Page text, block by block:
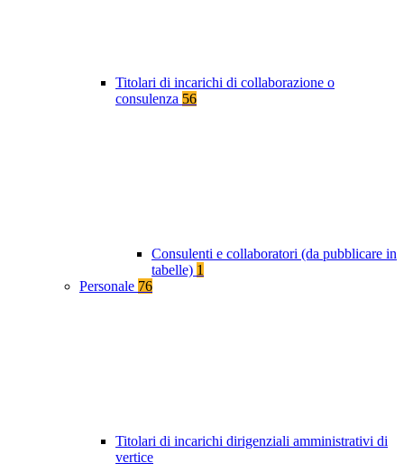
Titolari di incarichi di collaborazione o
consulenza 56
Consulenti e collaboratori (da pubblicare in
tabelle) 1
Personale 76
Titolari di incarichi dirigenziali amministrativi di
vertice